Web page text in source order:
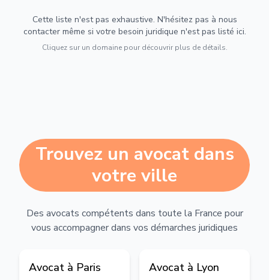
Cette liste n'est pas exhaustive. N'hésitez pas à nous
contacter même si votre besoin juridique n'est pas listé ici.
Cliquez sur un domaine pour découvrir plus de détails.
Trouvez un avocat dans
votre ville
Des avocats compétents dans toute la France pour
vous accompagner dans vos démarches juridiques
Avocat à Paris Avocat à Lyon